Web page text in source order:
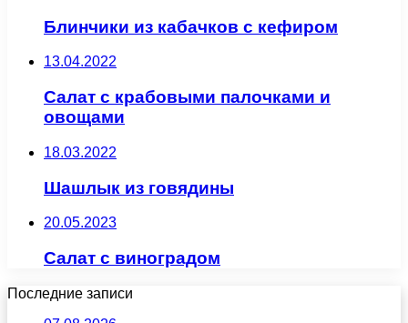
Блинчики из кабачков с кефиром
13.04.2022
Салат с крабовыми палочками и
овощами
18.03.2022
Шашлык из говядины
20.05.2023
Салат с виноградом
Последние записи